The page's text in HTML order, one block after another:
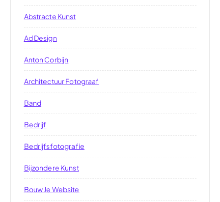
Abstracte Kunst
Ad Design
Anton Corbijn
Architectuur Fotograaf
Band
Bedrijf
Bedrijfsfotografie
Bijzondere Kunst
Bouw Je Website